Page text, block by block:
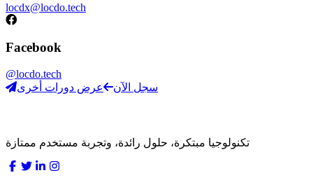
locdx@locdo.tech
Facebook
@locdo.tech
سجل الآن
عرض دورات أخرى
تكنولوجيا مبتكرة، حلول رائدة، وتجربة مستخدم ممتازة